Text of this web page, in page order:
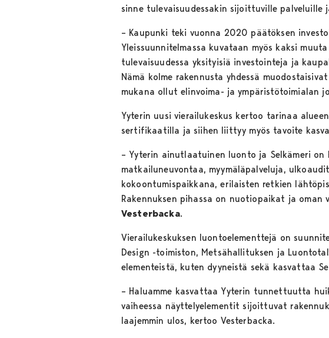
sinne tulevaisuudessakin sijoittuville palveluille
– Kaupunki teki vuonna 2020 päätöksen
Yleissuunnitelmassa kuvataan myös kaksi
tulevaisuudessa yksityisiä investointeja ja
Nämä kolme rakennusta yhdessä
mukana ollut elinvoima- ja ympäristötoimialan
Yyterin uusi vierailukeskus kertoo tarinaa
sertifikaatilla ja siihen liittyy myös tavoite
– Yyterin ainutlaatuinen luonto ja Selkämeri
matkailuneuvontaa, myymäläpalveluja,
kokoontumispaikkana, erilaisten retkien
Rakennuksen pihassa on nuotiopaikat ja
Vesterbacka.
Vierailukeskuksen luontoelementtejä on
Design -toimiston, Metsähallituksen ja
elementeistä, kuten dyyneistä sekä kasvattaa
– Haluamme kasvattaa Yyterin tunnettuutta
vaiheessa näyttelyelementit sijoittuvat
laajemmin ulos, kertoo Vesterbacka.